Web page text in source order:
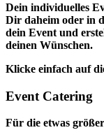
Dein individuelles
Dir daheim oder in
dein Event und
deinen Wünschen.
Klicke einfach auf
Event Catering
Für die etwas